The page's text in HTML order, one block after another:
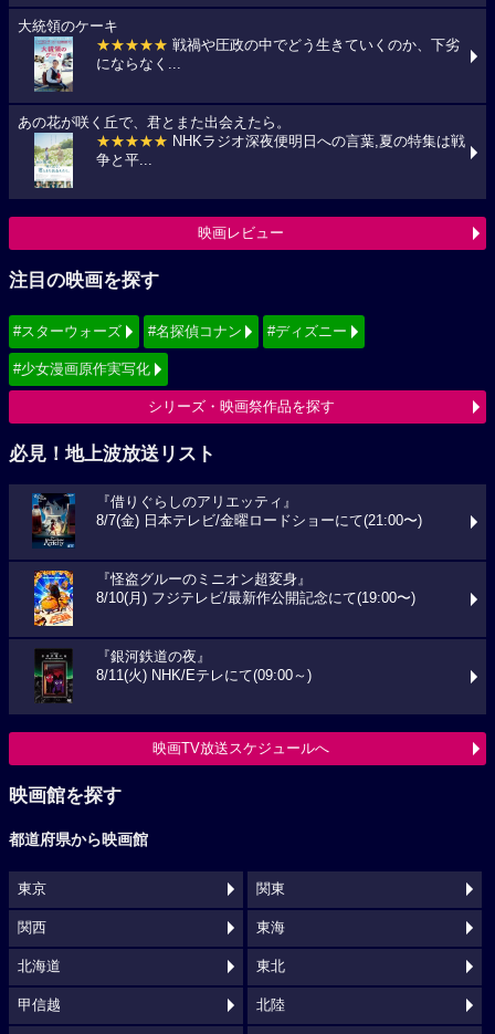
大統領のケーキ
★★★★★ 戦禍や圧政の中でどう生きていくのか、下劣
にならなく...
あの花が咲く丘で、君とまた出会えたら。
★★★★★ NHKラジオ深夜便明日への言葉,夏の特集は戦
争と平...
映画レビュー
注目の映画を探す
#スターウォーズ #名探偵コナン #ディズニー
#少女漫画原作実写化
シリーズ・映画祭作品を探す
必見！地上波放送リスト
『借りぐらしのアリエッティ』
8/7(金) 日本テレビ/金曜ロードショーにて(21:00〜)
『怪盗グルーのミニオン超変身』
8/10(月) フジテレビ/最新作公開記念にて(19:00〜)
『銀河鉄道の夜』
8/11(火) NHK/Eテレにて(09:00～)
映画TV放送スケジュールへ
映画館を探す
都道府県から映画館
東京 関東
関西 東海
北海道 東北
甲信越 北陸